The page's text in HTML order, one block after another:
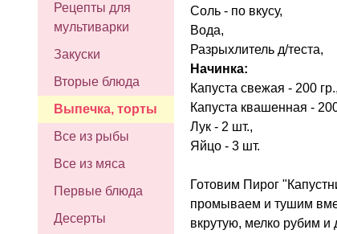
Рецепты для
мультиварки
Закуски
Вторые блюда
Выпечка, торты
Все из рыбы
Все из мяса
Первые блюда
Десерты
Соль - по вкусу,
Вода,
Разрыхлитель д/теста,
Начинка:
Капуста свежая - 200 гр.,
Капуста квашенная -
Лук - 2 шт.,
Яйцо - 3 шт.
Готовим Пирог
промываем и тушим
вкрутую, мелко рубим и